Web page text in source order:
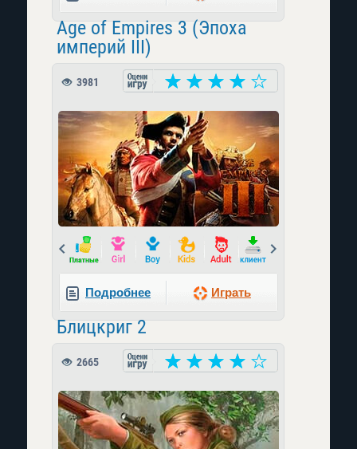
Age of Empires 3 (Эпоха
империй III)
3981
Prev
Подробнее Играть
Блицкриг 2
2665